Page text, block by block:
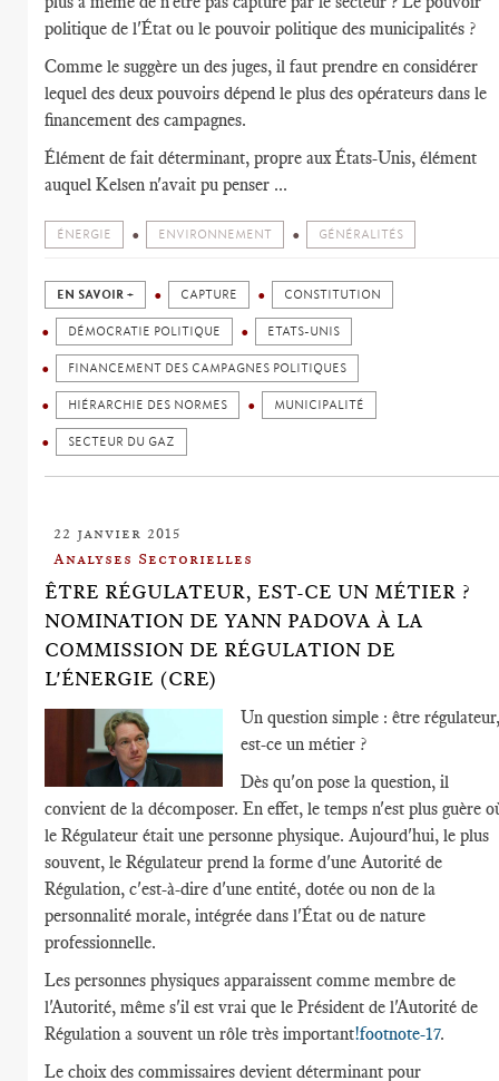
politique de l'État ou le pouvoir politique des municipalités ?
Comme le suggère un des juges, il faut prendre en considérer
lequel des deux pouvoirs dépend le plus des opérateurs dans le
financement des campagnes.
Élément de fait déterminant, propre aux États-Unis, élément
auquel Kelsen n'avait pu penser ...
ÉNERGIE ENVIRONNEMENT GÉNÉRALITÉS
EN SAVOIR + CAPTURE CONSTITUTION
DÉMOCRATIE POLITIQUE ETATS-UNIS
FINANCEMENT DES CAMPAGNES POLITIQUES
HIÉRARCHIE DES NORMES MUNICIPALITÉ
SECTEUR DU GAZ
22 janvier 2015
Analyses Sectorielles
ÊTRE RÉGULATEUR, EST-CE UN MÉTIER ?
NOMINATION DE YANN PADOVA À LA
COMMISSION DE RÉGULATION DE
L'ÉNERGIE (CRE)
Un question simple : être régulateur,
est-ce un métier ?
Dès qu'on pose la question, il
convient de la décomposer. En effet, le temps n'est plus guère
le Régulateur était une personne physique. Aujourd'hui, le plus
souvent, le Régulateur prend la forme d'une Autorité de
Régulation, c'est-à-dire d'une entité, dotée ou non de la
personnalité morale, intégrée dans l'État ou de nature
professionnelle.
Les personnes physiques apparaissent comme membre de
l'Autorité, même s'il est vrai que le Président de l'Autorité de
Régulation a souvent un rôle très important!footnote-17.
Le choix des commissaires devient déterminant pour